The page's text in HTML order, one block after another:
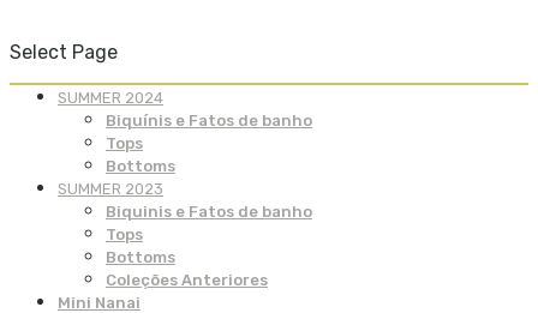
Select Page
SUMMER 2024
Biquínis e Fatos de banho
Tops
Bottoms
SUMMER 2023
Biquinis e Fatos de banho
Tops
Bottoms
Coleções Anteriores
Mini Nanai